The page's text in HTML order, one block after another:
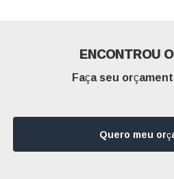
ENCONTROU
Faça seu
Quero meu